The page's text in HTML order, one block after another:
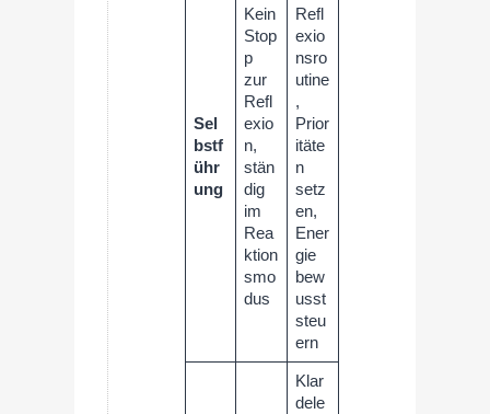
Sel
bstf
ühr
ung
Kein
Stop
p
zur
Refl
exio
n,
stän
dig
im
Rea
ktion
smo
dus
Refl
exio
nsro
utine
,
Prior
itäte
n
setz
en,
Ener
gie
bew
usst
steu
ern
Klar
dele